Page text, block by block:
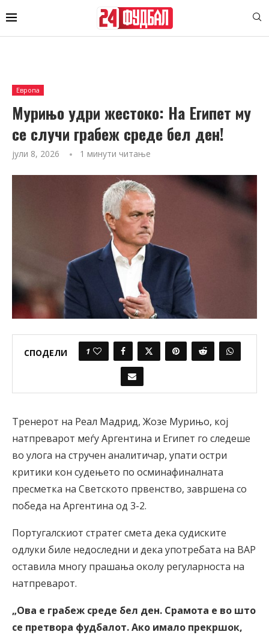
Европа
Мурињo удри жестоко: На Египет му
се случи грабеж среде бел ден!
јули 8, 2026 1 минути читање
СПОДЕЛИ 1
Тренерот на Реал Мадрид, Жозе Мурињо, кој
натпреварот меѓу Аргентина и Египет го следеше
во улога на стручен аналитичар, упати остри
критики кон судењето по осминафиналната
пресметка на Светското првенство, завршена со
победа на Аргентина од 3-2.
Португалскиот стратег смета дека судиските
одлуки биле недоследни и дека употребата на ВАР
оставила многу прашања околу регуларноста на
натпреварот.
„Ова е грабеж среде бел ден. Срамота е во што
се претвора фудбалот. Ако имало прекршок,